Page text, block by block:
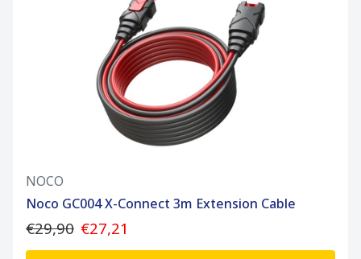
NOCO
Noco GC004 X-Connect 3m Extension Cable
€29,90 €27,21